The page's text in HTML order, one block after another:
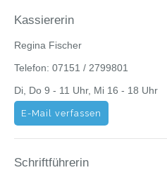
Kassiererin
Regina Fischer
Telefon: 07151 / 2799801
Di, Do 9 - 11 Uhr, Mi 16 - 18 Uhr
E-Mail verfassen
Schriftführerin